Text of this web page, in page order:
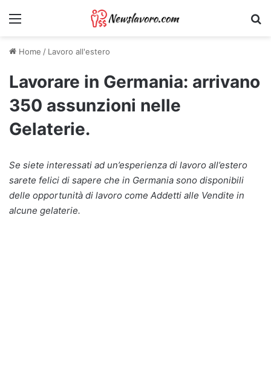
Menu
Home / Lavoro all'estero
Lavorare in Germania: arrivano
350 assunzioni nelle
Gelaterie.
Se siete interessati ad un’esperienza di lavoro all’estero
sarete felici di sapere che in Germania sono disponibili
delle opportunità di lavoro come Addetti alle Vendite in
alcune gelaterie.